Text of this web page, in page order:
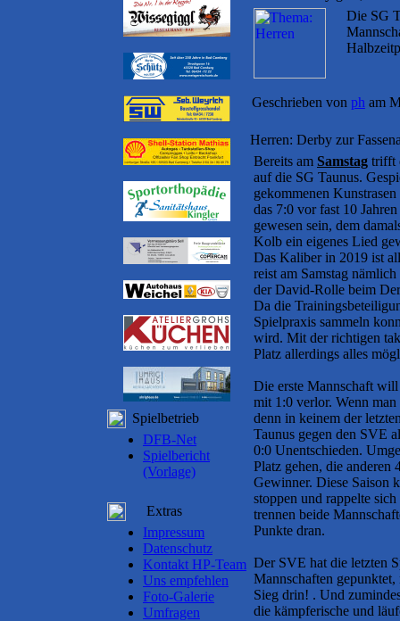
Spielbetrieb
DFB-Net
Spielbericht
(Vorlage)
Extras
Impressum
Datenschutz
Kontakt HP-Team
Uns empfehlen
Foto-Galerie
Umfragen
Die SG
Geschrieben von ph am
Herren: Derby zur
Bereits am Samstag trifft
auf die SG Taunus.
gekommenen
das 7:0 vor fast 10
gewesen sein, dem
Kolb ein eigenes Lied
Das Kaliber in 2019 ist
reist am Samstag
der David-Rolle beim
Da die
Spielpraxis sammeln
wird. Mit der richtigen
Platz allerdings alles
Die erste Mannschaft will
mit 1:0 verlor. Wenn
denn in keinem der
Taunus gegen den SVE
0:0 Unentschieden.
Platz gehen, die anderen
Gewinner. Diese Saison
stoppen und rappelte
trennen beide
Punkte dran.
Der SVE hat die letzten
Mannschaften
Sieg drin! . Und
die kämpferische und